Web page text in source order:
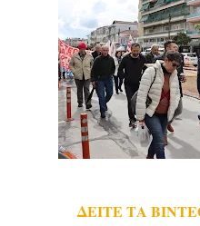
ΔΕΙΤΕ ΤΑ